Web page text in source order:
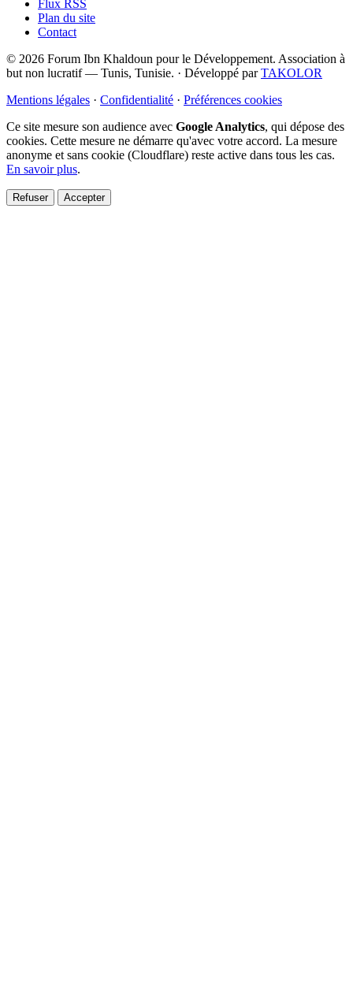
Flux RSS
Plan du site
Contact
© 2026 Forum Ibn Khaldoun pour le Développement. Association à
but non lucratif — Tunis, Tunisie. · Développé parTAKOLOR
Mentions légales · Confidentialité · Préférences cookies
Ce site mesure son audience avec Google Analytics, qui dépose des
cookies. Cette mesure ne démarre qu'avec votre accord. La mesure
anonyme et sans cookie (Cloudflare) reste active dans tous les cas.
En savoir plus.
Refuser Accepter